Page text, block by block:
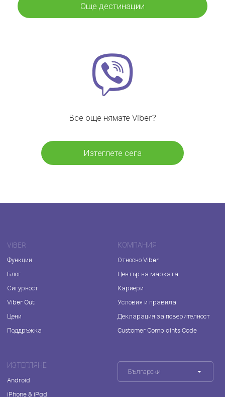
Още дестинации
Все още нямате Viber?
Изтеглете сега
VIBER
Функции
Блог
Сигурност
Viber Out
Цени
Поддръжка
КОМПАНИЯ
Относно Viber
Център на марката
Кариери
Условия и правила
Декларация за поверителност
Customer Complaints Code
ИЗТЕГЛЯНЕ
Android
iPhone & iPad
Български